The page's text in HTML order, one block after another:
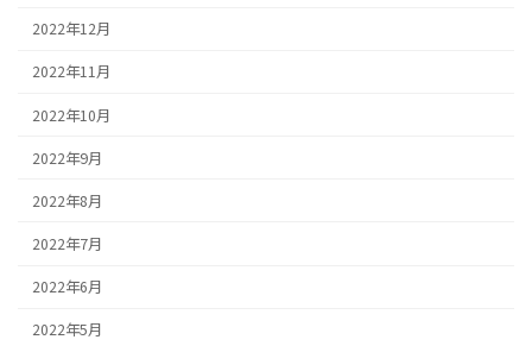
2022年12月
2022年11月
2022年10月
2022年9月
2022年8月
2022年7月
2022年6月
2022年5月